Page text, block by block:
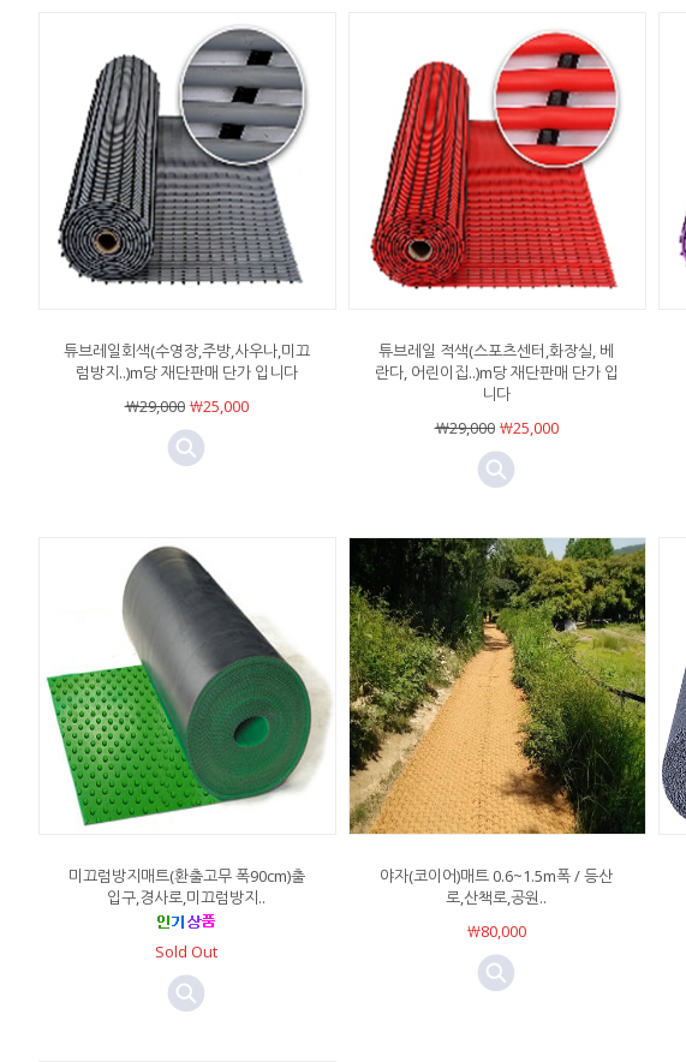
튜브레일회색(수영장,주방,사우나,미끄
럼방지..)m당 재단판매 단가 입니다
￦29,000￦25,000
튜브레일 적색(스포츠센터,화장실, 베
란다, 어린이집..)m당 재단판매 단가 입
니다
￦29,000￦25,000
미끄럼방지매트(환출고무 폭90cm)출
입구,경사로,미끄럼방지..
Sold Out
야자(코이어)매트 0.6~1.5m폭 / 등산
로,산책로,공원..
￦80,000